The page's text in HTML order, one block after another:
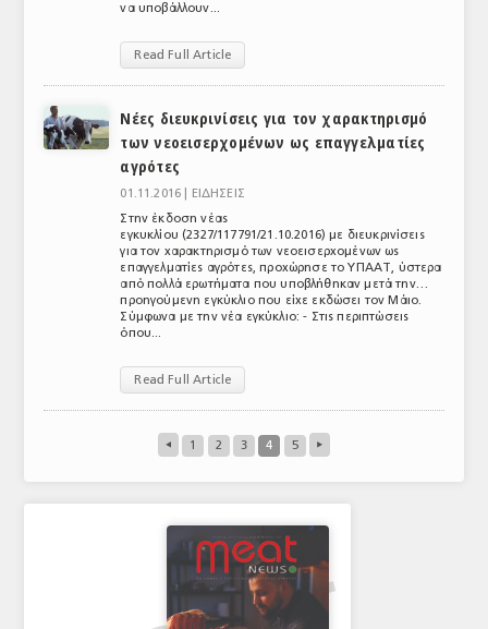
να υποβάλλουν...
Read Full Article
Νέες διευκρινίσεις για τον χαρακτηρισμό
των νεοεισερχομένων ως επαγγελματίες
αγρότες
01.11.2016 |
ΕΙΔΗΣΕΙΣ
Στην έκδοση νέας
εγκυκλίου (2327/117791/21.10.2016) με διευκρινίσεις
για τον χαρακτηρισμό των νεοεισερχομένων ως
επαγγελματίες αγρότες, προχώρησε το ΥΠΑΑΤ, ύστερα
από πολλά ερωτήματα που υποβλήθηκαν μετά την…
προηγούμενη εγκύκλιο που είχε εκδώσει τον Μάιο.
Σύμφωνα με την νέα εγκύκλιο: - Στις περιπτώσεις
όπου...
Read Full Article
◂ 1 2 3 4 5 ▸